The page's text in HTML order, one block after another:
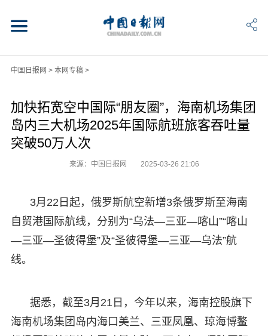
中国日报网 > 本网专稿>
加快拓宽空中国际“朋友圈”，海南机场集团
岛内三大机场2025年国际航班旅客吞吐量
突破50万人次
来源：中国日报网 2025-03-26 21:06
3月22日起，俄罗斯航空新增3条俄罗斯至海南
自贸港国际航线，分别为“乌法—三亚—喀山”“喀山
—三亚—圣彼得堡”及“圣彼得堡—三亚—乌法”航
线。
据悉，截至3月21日，今年以来，海南控股旗下
海南机场集团岛内海口美兰、三亚凤凰、琼海博鳌